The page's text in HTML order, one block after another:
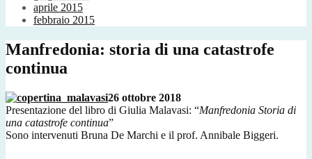
aprile 2015
febbraio 2015
Manfredonia: storia di una catastrofe
continua
26 ottobre 2018
Presentazione del libro di Giulia Malavasi: “Manfredonia Storia di
una catastrofe continua”
Sono intervenuti Bruna De Marchi e il prof. Annibale Biggeri.